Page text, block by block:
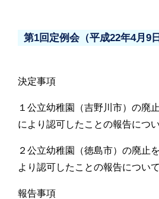
第1回定例会（平成22年4月9日
決定事項
１公立幼稚園（吉野川市）の廃
により認可したことの報告につ
２公立幼稚園（徳島市）の廃止
より認可したことの報告につい
報告事項